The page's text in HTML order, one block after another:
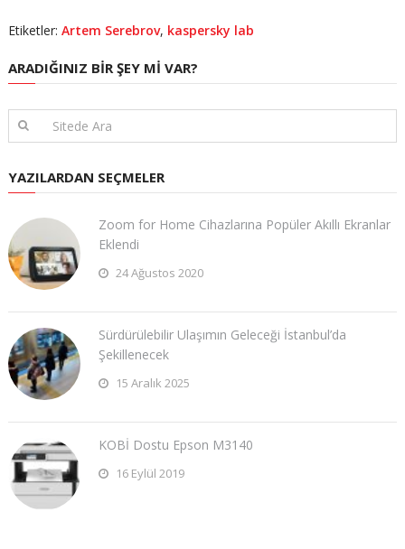
Etiketler: Artem Serebrov, kaspersky lab
ARADIĞINIZ BIR ŞEY MI VAR?
YAZILARDAN SEÇMELER
Zoom for Home Cihazlarına Popüler Akıllı Ekranlar
Eklendi
24 Ağustos 2020
Sürdürülebilir Ulaşımın Geleceği İstanbul’da
Şekillenecek
15 Aralık 2025
KOBİ Dostu Epson M3140
16 Eylül 2019